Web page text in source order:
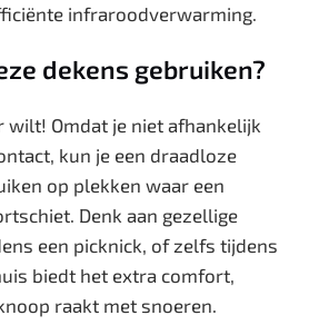
infraroodverwarming.
dekens gebruiken?
wilt! Omdat je niet afhankelijk
kun je een draadloze
op plekken waar een
Denk aan gezellige
een picknick, of zelfs tijdens
biedt het extra comfort,
raakt met snoeren.